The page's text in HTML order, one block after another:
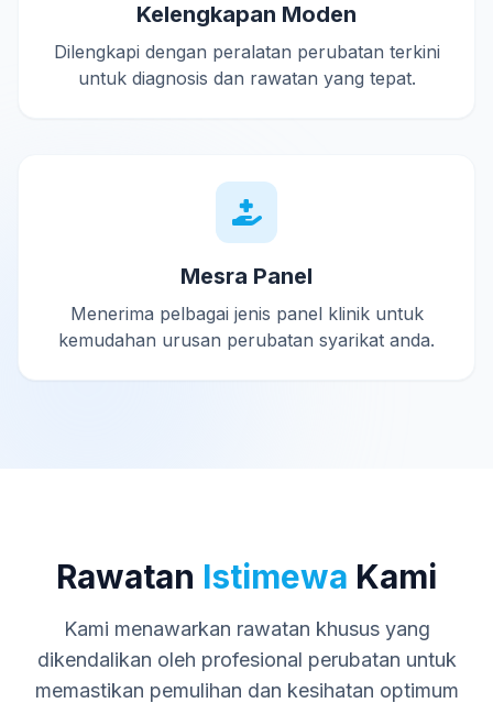
Kelengkapan Moden
Dilengkapi dengan peralatan perubatan terkini
untuk diagnosis dan rawatan yang tepat.
Mesra Panel
Menerima pelbagai jenis panel klinik untuk
kemudahan urusan perubatan syarikat anda.
Rawatan Istimewa Kami
Kami menawarkan rawatan khusus yang
dikendalikan oleh profesional perubatan untuk
memastikan pemulihan dan kesihatan optimum